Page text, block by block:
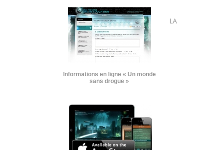
Informations en ligne « Un monde
sans drogue »
LA